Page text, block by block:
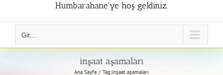
Humbarahane'ye hoş geldiniz.
Git...
inşaat aşamaları
Ana Sayfa Tag:inşaat aşamaları